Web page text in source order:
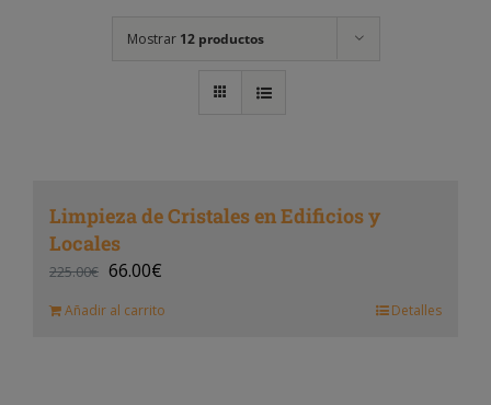
Mostrar 12 productos
Limpieza de Cristales en Edificios y
Locales
225.00€ 66.00€
Añadir al carrito Detalles